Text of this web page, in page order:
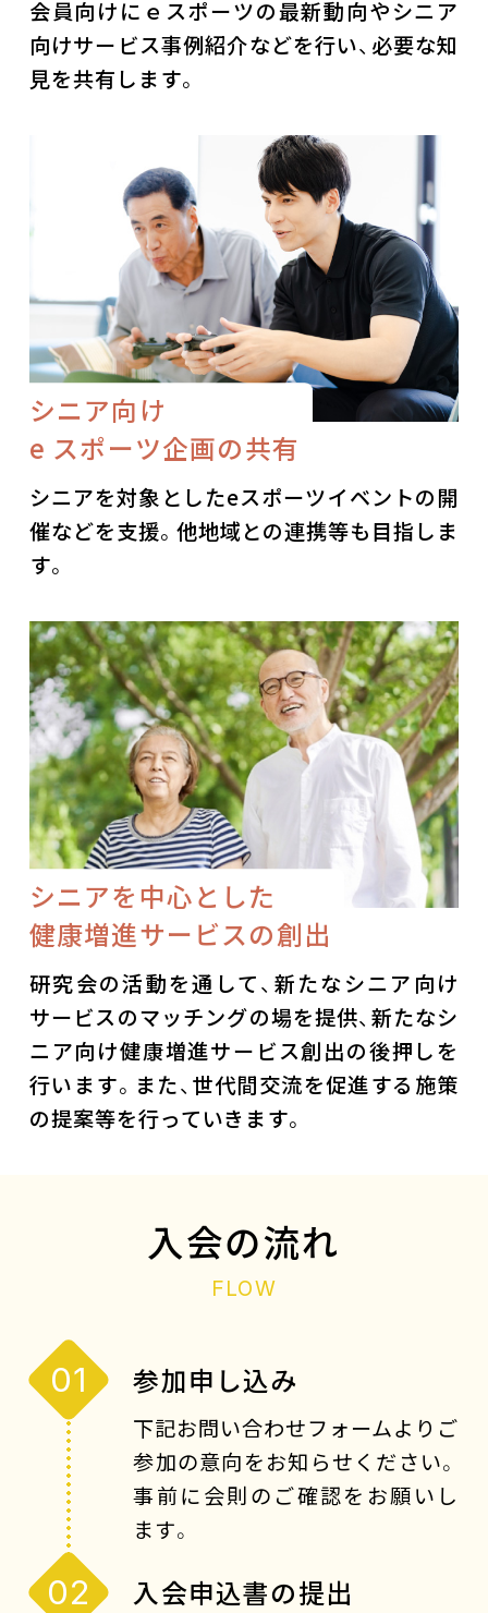
会員向けにｅスポーツの最新動向やシニア
向けサービス事例紹介などを行い、必要な知
見を共有します。
シニア向け
e スポーツ企画の共有
シニアを対象としたeスポーツイベントの開
催などを支援。他地域との連携等も目指しま
す。
シニアを中心とした
健康増進サービスの創出
研究会の活動を通して、新たなシニア向け
サービスのマッチングの場を提供、新たなシ
ニア向け健康増進サービス創出の後押しを
行います。また、世代間交流を促進する施策
の提案等を行っていきます。
入会の流れ
FLOW
01 参加申し込み
下記お問い合わせフォームよりご
参加の意向をお知らせください。
事前に会則のご確認をお願いし
ます。
02 入会申込書の提出